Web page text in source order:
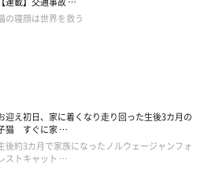
ァの背に体を預けて座る姿も。足の感
表情といい、
の寝顔は世界を救う
迎え初日、家に着くなり走り回った生後3カ月の
猫 すぐに家 …
後約3カ月で家族になったノルウェージャンフォ
ストキャット …